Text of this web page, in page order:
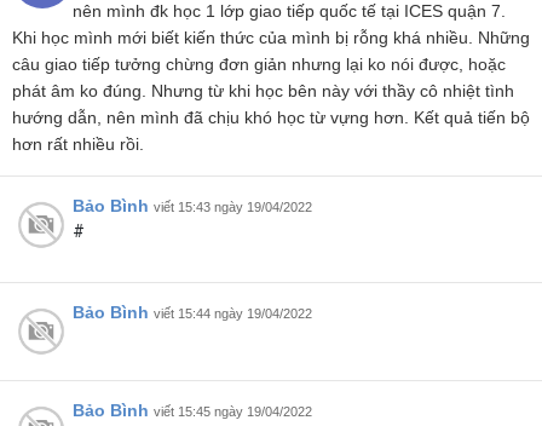
nên mình đk học 1 lớp giao tiếp quốc tế tại ICES quận 7.
Khi học mình mới biết kiến thức của mình bị rỗng khá nhiều. Những
câu giao tiếp tưởng chừng đơn giản nhưng lại ko nói được, hoặc
phát âm ko đúng. Nhưng từ khi học bên này với thầy cô nhiệt tình
hướng dẫn, nên mình đã chịu khó học từ vựng hơn. Kết quả tiến bộ
hơn rất nhiều rồi.
Bảo Bình viết 15:43 ngày 19/04/2022
#
Bảo Bình viết 15:44 ngày 19/04/2022
Bảo Bình viết 15:45 ngày 19/04/2022